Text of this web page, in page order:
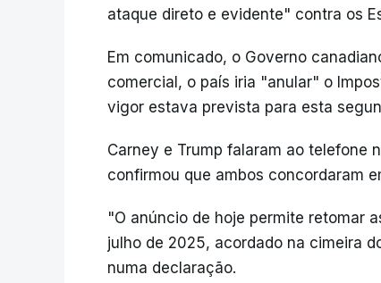
ataque direto e evidente" contra os
Em comunicado, o Governo
comercial, o país iria "anular" o
vigor estava prevista para esta
Carney e Trump falaram ao telefone
confirmou que ambos concordaram
"O anúncio de hoje permite retomar
julho de 2025, acordado na cimeira
numa declaração.